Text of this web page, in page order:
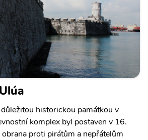
důležitou historickou památkou v
komplex byl postaven v 16.
proti pirátům a nepřátelům